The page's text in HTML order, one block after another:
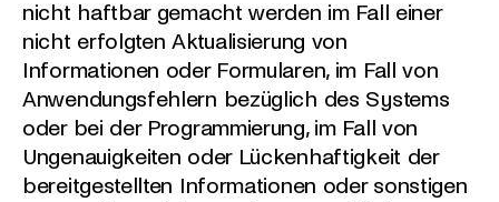
nicht haftbar gemacht werden im Fall einer
nicht erfolgten Aktualisierung von
Informationen oder Formularen, im Fall von
Anwendungsfehlern bezüglich des Systems
oder bei der Programmierung, im Fall von
Ungenauigkeiten oder Lückenhaftigkeit der
bereitgestellten Informationen oder sonstigen